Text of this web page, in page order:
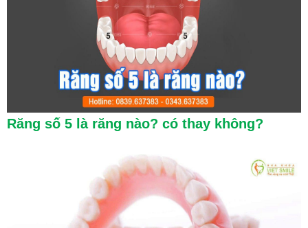
Răng số 5 là răng nào? có thay không?